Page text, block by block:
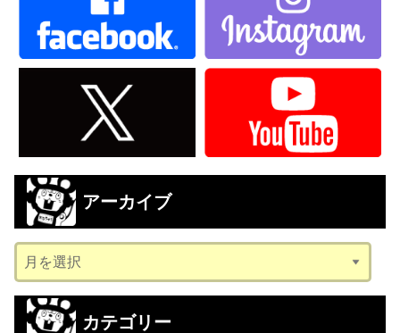
アーカイブ
ー
カ
カテゴリー